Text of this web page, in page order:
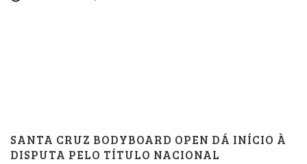
SANTA CRUZ BODYBOARD OPEN DÁ INÍCIO À
DISPUTA PELO TÍTULO NACIONAL